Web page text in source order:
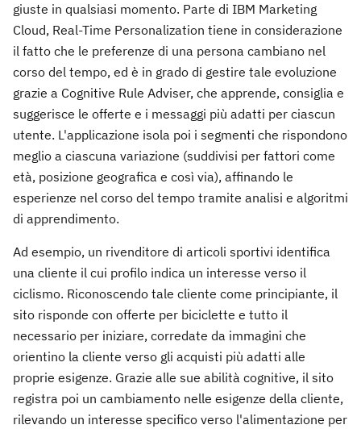
giuste in qualsiasi momento. Parte di IBM Marketing
Cloud, Real-Time Personalization tiene in considerazione
il fatto che le preferenze di una persona cambiano nel
corso del tempo, ed è in grado di gestire tale evoluzione
grazie a Cognitive Rule Adviser, che apprende, consiglia e
suggerisce le offerte e i messaggi più adatti per ciascun
utente. L'applicazione isola poi i segmenti che rispondono
meglio a ciascuna variazione (suddivisi per fattori come
età, posizione geografica e così via), affinando le
esperienze nel corso del tempo tramite analisi e algoritmi
di apprendimento.
Ad esempio, un rivenditore di articoli sportivi identifica
una cliente il cui profilo indica un interesse verso il
ciclismo. Riconoscendo tale cliente come principiante, il
sito risponde con offerte per biciclette e tutto il
necessario per iniziare, corredate da immagini che
orientino la cliente verso gli acquisti più adatti alle
proprie esigenze. Grazie alle sue abilità cognitive, il sito
registra poi un cambiamento nelle esigenze della cliente,
rilevando un interesse specifico verso l'alimentazione per